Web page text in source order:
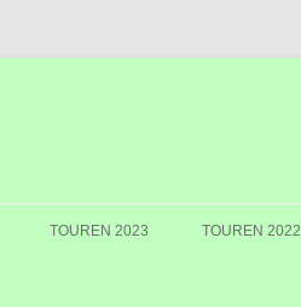
TOUREN 2023 TOUREN 2022